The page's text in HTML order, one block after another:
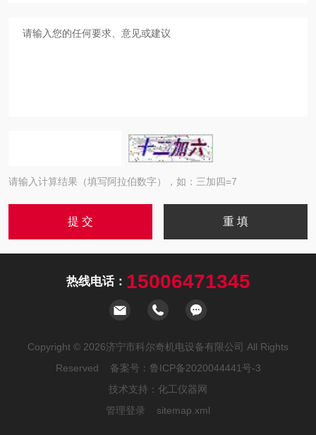
请输入计算结果（填写阿拉伯数字），如：三加四=7
热线电话： 15006471345
Copyright © 2026济宁市科尔奇机电设备有限公司 All Rights
Reserved 备案号： 鲁ICP备2020044441号-3
技术支持： 化工仪器网
管理登录
sitemap.xml